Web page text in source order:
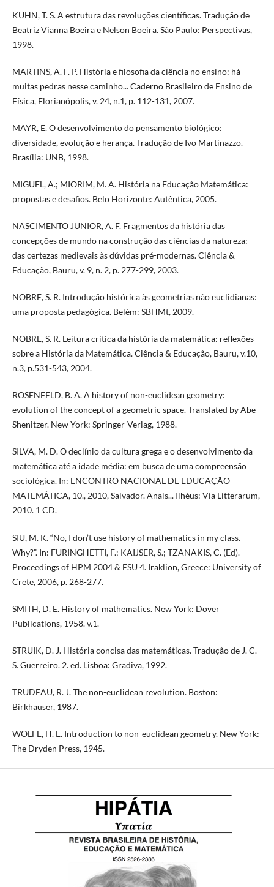
KUHN, T. S. A estrutura das revoluções científicas. Tradução de
Beatriz Vianna Boeira e Nelson Boeira. São Paulo: Perspectivas,
1998.
MARTINS, A. F. P. História e filosofia da ciência no ensino: há
muitas pedras nesse caminho... Caderno Brasileiro de Ensino de
Física, Florianópolis, v. 24, n.1, p. 112-131, 2007.
MAYR, E. O desenvolvimento do pensamento biológico:
diversidade, evolução e herança. Tradução de Ivo Martinazzo.
Brasília: UNB, 1998.
MIGUEL, A.; MIORIM, M. A. História na Educação Matemática:
propostas e desafios. Belo Horizonte: Autêntica, 2005.
NASCIMENTO JUNIOR, A. F. Fragmentos da história das
concepções de mundo na construção das ciências da natureza:
das certezas medievais às dúvidas pré-modernas. Ciência &
Educação, Bauru, v. 9, n. 2, p. 277-299, 2003.
NOBRE, S. R. Introdução histórica às geometrias não euclidianas:
uma proposta pedagógica. Belém: SBHMt, 2009.
NOBRE, S. R. Leitura crítica da história da matemática: reflexões
sobre a História da Matemática. Ciência & Educação, Bauru, v.10,
n.3, p.531-543, 2004.
ROSENFELD, B. A. A history of non-euclidean geometry:
evolution of the concept of a geometric space. Translated by Abe
Shenitzer. New York: Springer-Verlag, 1988.
SILVA, M. D. O declínio da cultura grega e o desenvolvimento da
matemática até a idade média: em busca de uma compreensão
sociológica. In: ENCONTRO NACIONAL DE EDUCAÇÃO
MATEMÁTICA, 10., 2010, Salvador. Anais... Ilhéus: Via Litterarum,
2010. 1 CD.
SIU, M. K. “No, I don’t use history of mathematics in my class.
Why?”. In: FURINGHETTI, F.; KAIJSER, S.; TZANAKIS, C. (Ed).
Proceedings of HPM 2004 & ESU 4. Iraklion, Greece: University of
Crete, 2006, p. 268-277.
SMITH, D. E. History of mathematics. New York: Dover
Publications, 1958. v.1.
STRUIK, D. J. História concisa das matemáticas. Tradução de J. C.
S. Guerreiro. 2. ed. Lisboa: Gradiva, 1992.
TRUDEAU, R. J. The non-euclidean revolution. Boston:
Birkhäuser, 1987.
WOLFE, H. E. Introduction to non-euclidean geometry. New York:
The Dryden Press, 1945.